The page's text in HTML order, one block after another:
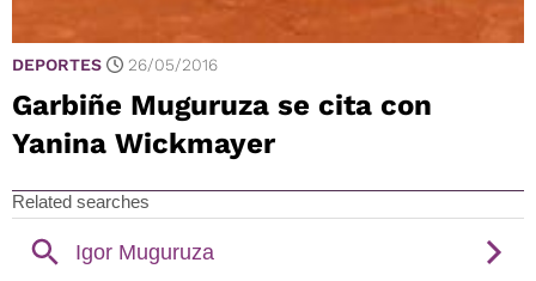
DEPORTES 26/05/2016
Garbiñe Muguruza se cita con
Yanina Wickmayer